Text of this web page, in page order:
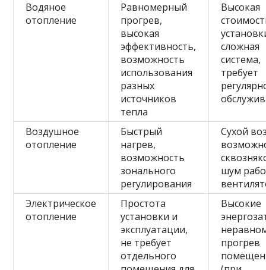
Водяное
отопление
Равномерный
прогрев,
высокая
эффективность,
возможность
использования
разных
источников
тепла
Высокая
сложная
система,
требует
Воздушное
отопление
Быстрый
нагрев,
возможность
зонального
регулирования
Сухой
шум
Электрическое
отопление
Простота
установки и
эксплуатации,
не требует
отдельного
Высокие
прогрев